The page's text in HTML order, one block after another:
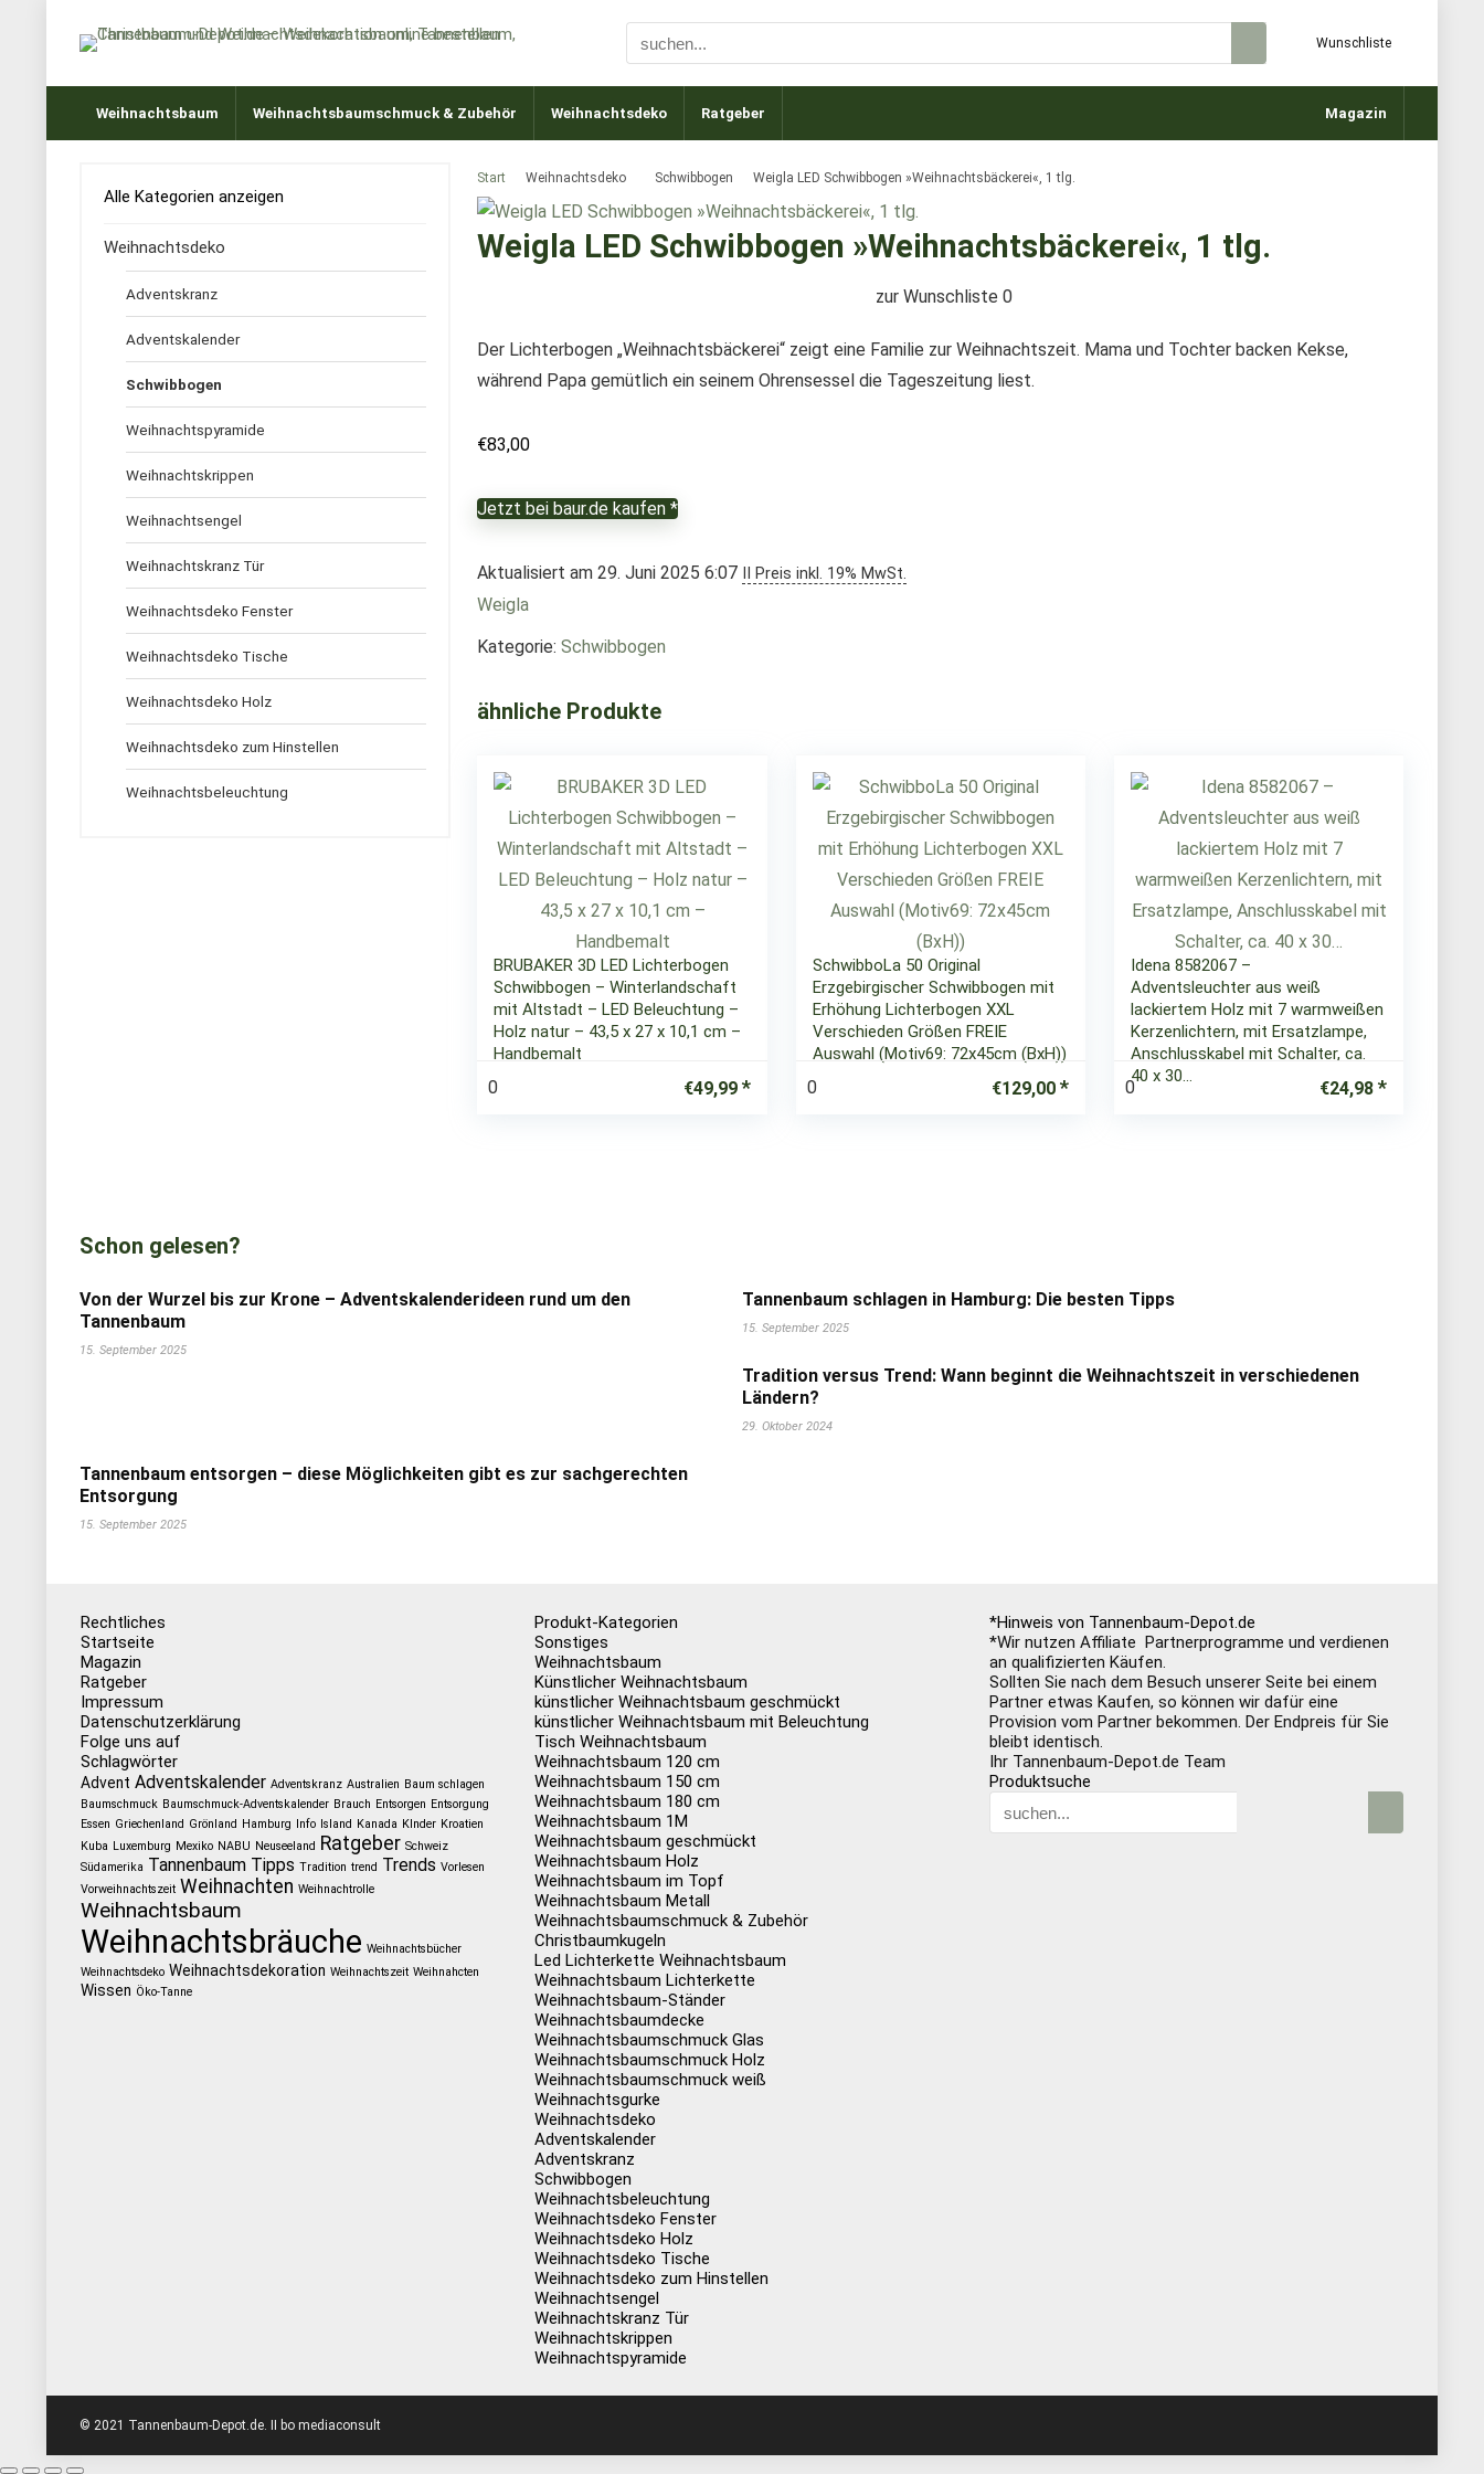
Wunschliste
Weihnachtsbaum Weihnachtsbaumschmuck & Zubehör Weihnachtsdeko Ratgeber Magazin
Start Weihnachtsdeko Schwibbogen Weigla LED Schwibbogen »Weihnachtsbäckerei«, 1 tlg.
Weigla LED Schwibbogen »Weihnachtsbäckerei«, 1 tlg.
zur Wunschliste 0
Der Lichterbogen „Weihnachtsbäckerei“ zeigt eine Familie zur Weihnachtszeit. Mama und Tochter backen Kekse,
während Papa gemütlich ein seinem Ohrensessel die Tageszeitung liest.
€83,00
Jetzt bei baur.de kaufen *
Aktualisiert am 29. Juni 2025 6:07 II Preis inkl. 19% MwSt.
Weigla
Kategorie: Schwibbogen
ähnliche Produkte
BRUBAKER 3D LED Lichterbogen
Schwibbogen – Winterlandschaft
mit Altstadt – LED Beleuchtung –
Holz natur – 43,5 x 27 x 10,1 cm –
Handbemalt
0 €49,99
SchwibboLa 50 Original
Erzgebirgischer Schwibbogen mit
Erhöhung Lichterbogen XXL
Verschieden Größen FREIE
Auswahl (Motiv69: 72x45cm (BxH))
0 €129,00
Idena 8582067 –
Adventsleuchter aus weiß
lackiertem Holz mit 7 warmweißen
Kerzenlichtern, mit Ersatzlampe,
Anschlusskabel mit Schalter, ca.
40 x 30…
0 €24,98
Alle Kategorien anzeigen
Weihnachtsdeko
Adventskranz
Adventskalender
Schwibbogen
Weihnachtspyramide
Weihnachtskrippen
Weihnachtsengel
Weihnachtskranz Tür
Weihnachtsdeko Fenster
Weihnachtsdeko Tische
Weihnachtsdeko Holz
Weihnachtsdeko zum Hinstellen
Weihnachtsbeleuchtung
Schon gelesen?
Von der Wurzel bis zur Krone – Adventskalenderideen rund um den
Tannenbaum
15. September 2025
Tannenbaum schlagen in Hamburg: Die besten Tipps
15. September 2025
Tradition versus Trend: Wann beginnt die Weihnachtszeit in verschiedenen
Ländern?
29. Oktober 2024
Tannenbaum entsorgen – diese Möglichkeiten gibt es zur sachgerechten
Entsorgung
15. September 2025
Rechtliches
Startseite
Magazin
Ratgeber
Impressum
Datenschutzerklärung
Folge uns auf
Schlagwörter
Advent Adventskalender Adventskranz Australien Baum schlagen
Baumschmuck Baumschmuck-Adventskalender Brauch Entsorgen Entsorgung
Essen Griechenland Grönland Hamburg Info Island Kanada KInder Kroatien
Kuba Luxemburg Mexiko NABU Neuseeland Ratgeber Schweiz
Südamerika Tannenbaum Tipps Tradition trend Trends Vorlesen
Vorweihnachtszeit Weihnachten Weihnachtrolle
Weihnachtsbaum
Weihnachtsbräuche Weihnachtsbücher
Weihnachtsdeko Weihnachtsdekoration Weihnachtszeit Weihnahcten
Wissen Öko-Tanne
Produkt-Kategorien
Sonstiges
Weihnachtsbaum
Künstlicher Weihnachtsbaum
künstlicher Weihnachtsbaum geschmückt
künstlicher Weihnachtsbaum mit Beleuchtung
Tisch Weihnachtsbaum
Weihnachtsbaum 120 cm
Weihnachtsbaum 150 cm
Weihnachtsbaum 180 cm
Weihnachtsbaum 1M
Weihnachtsbaum geschmückt
Weihnachtsbaum Holz
Weihnachtsbaum im Topf
Weihnachtsbaum Metall
Weihnachtsbaumschmuck & Zubehör
Christbaumkugeln
Led Lichterkette Weihnachtsbaum
Weihnachtsbaum Lichterkette
Weihnachtsbaum-Ständer
Weihnachtsbaumdecke
Weihnachtsbaumschmuck Glas
Weihnachtsbaumschmuck Holz
Weihnachtsbaumschmuck weiß
Weihnachtsgurke
Weihnachtsdeko
Adventskalender
Adventskranz
Schwibbogen
Weihnachtsbeleuchtung
Weihnachtsdeko Fenster
Weihnachtsdeko Holz
Weihnachtsdeko Tische
Weihnachtsdeko zum Hinstellen
Weihnachtsengel
Weihnachtskranz Tür
Weihnachtskrippen
Weihnachtspyramide
*Hinweis von Tannenbaum-Depot.de
*Wir nutzen Affiliate Partnerprogramme und verdienen
an qualifizierten Käufen.
Sollten Sie nach dem Besuch unserer Seite bei einem
Partner etwas Kaufen, so können wir dafür eine
Provision vom Partner bekommen. Der Endpreis für Sie
bleibt identisch.
Ihr Tannenbaum-Depot.de Team
Produktsuche
© 2021 Tannenbaum-Depot.de. II bo mediaconsult